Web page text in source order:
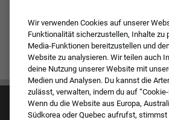
Wir verwenden Cookies auf unserer
Funktionalität sicherzustellen, Inhalte zu
Media-Funktionen bereitzustellen und
Website zu analysieren. Wir teilen auch
deine Nutzung unserer Website mit
Medien und Analysen. Du kannst die
zulässt, verwalten, indem du auf
Wenn du die Website aus Europa,
Südkorea oder Quebec aufrufst,